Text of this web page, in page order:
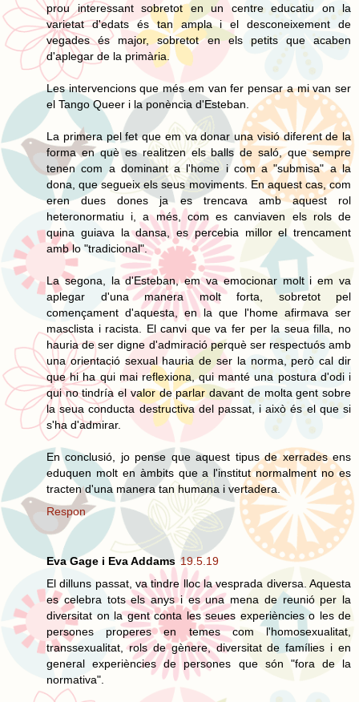
prou interessant sobretot en un centre educatiu on la
varietat d'edats és tan ampla i el desconeixement de
vegades és major, sobretot en els petits que acaben
d'aplegar de la primària.
Les intervencions que més em van fer pensar a mi van ser
el Tango Queer i la ponència d'Esteban.
La primera pel fet que em va donar una visió diferent de la
forma en què es realitzen els balls de saló, que sempre
tenen com a dominant a l'home i com a "submisa" a la
dona, que segueix els seus moviments. En aquest cas, com
eren dues dones ja es trencava amb aquest rol
heteronormatiu i, a més, com es canviaven els rols de
quina guiava la dansa, es percebia millor el trencament
amb lo "tradicional".
La segona, la d'Esteban, em va emocionar molt i em va
aplegar d'una manera molt forta, sobretot pel
començament d'aquesta, en la que l'home afirmava ser
masclista i racista. El canvi que va fer per la seua filla, no
hauria de ser digne d'admiració perquè ser respectuós amb
una orientació sexual hauria de ser la norma, però cal dir
que hi ha qui mai reflexiona, qui manté una postura d'odi i
qui no tindría el valor de parlar davant de molta gent sobre
la seua conducta destructiva del passat, i això és el que si
s'ha d'admirar.
En conclusió, jo pense que aquest tipus de xerrades ens
eduquen molt en àmbits que a l'institut normalment no es
tracten d'una manera tan humana i vertadera.
Respon
Eva Gage i Eva Addams 19.5.19
El dilluns passat, va tindre lloc la vesprada diversa. Aquesta
es celebra tots els anys i es una mena de reunió per la
diversitat on la gent conta les seues experiències o les de
persones properes en temes com l'homosexualitat,
transsexualitat, rols de gènere, diversitat de famílies i en
general experiències de persones que són "fora de la
normativa".